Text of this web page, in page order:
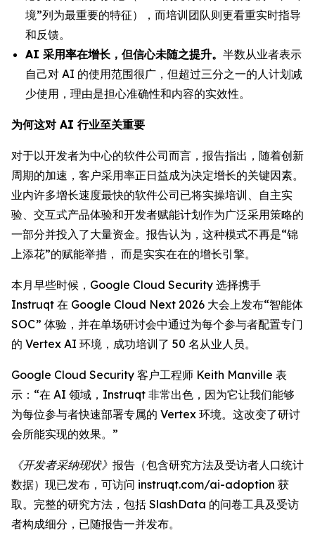
境”列为最重要的特征），而培训团队则更看重实时指导
和反馈。
AI 采用率在增长，但信心未随之提升。 半数从业者表示
自己对 AI 的使用范围很广，但超过三分之一的人计划减
少使用，理由是担心准确性和内容的实效性。
为何这对 AI 行业至关重要
对于以开发者为中心的软件公司而言，报告指出，随着创新
周期的加速，客户采用率正日益成为决定增长的关键因素。
业内许多增长速度最快的软件公司已将实操培训、自主实
验、交互式产品体验和开发者赋能计划作为广泛采用策略的
一部分并投入了大量资金。报告认为，这种模式不再是“锦
上添花”的赋能举措， 而是实实在在的增长引擎。
本月早些时候，Google Cloud Security 选择携手
Instruqt 在 Google Cloud Next 2026 大会上发布“智能体
SOC” 体验，并在单场研讨会中通过为每个参与者配置专门
的 Vertex AI 环境，成功培训了 50 名从业人员。
Google Cloud Security 客户工程师 Keith Manville 表
示：“在 AI 领域，Instruqt 非常出色，因为它让我们能够
为每位参与者快速部署专属的 Vertex 环境。这改变了研讨
会所能实现的效果。”
《开发者采纳现状》 报告（包含研究方法及受访者人口统计
数据）现已发布，可访问 instruqt.com/ai-adoption 获
取。完整的研究方法，包括 SlashData 的问卷工具及受访
者构成细分，已随报告一并发布。